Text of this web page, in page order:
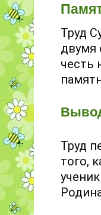
Труд
двумя
честь
Труд
того,